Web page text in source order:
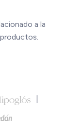
a la